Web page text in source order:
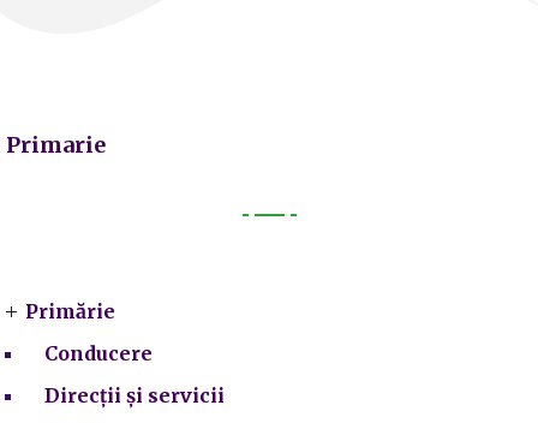
Primarie
Primărie
Conducere
Direcții și servicii